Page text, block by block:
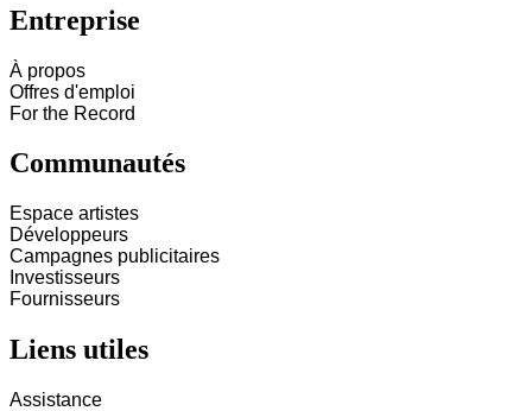
Entreprise
À propos
Offres d'emploi
For the Record
Communautés
Espace artistes
Développeurs
Campagnes publicitaires
Investisseurs
Fournisseurs
Liens utiles
Assistance